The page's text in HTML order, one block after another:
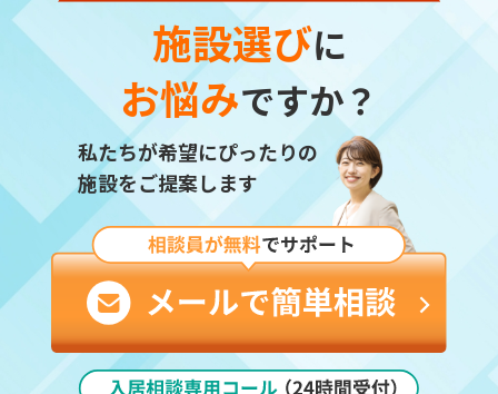
施設選びに
お悩みですか？
私たちが希望にぴったりの
施設をご提案します